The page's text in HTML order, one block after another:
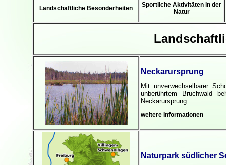
Landschaftliche Besonderheiten
Sportliche Aktivitäten in der
Natur
Neckarursprung
Mit unverwechselbarer
unberührtem Bruchwald
Neckarursprung.
weitere Informationen
Naturpark südlicher